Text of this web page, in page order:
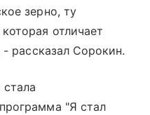
зерно, ту
отличает
- рассказал Сорокин.
"Я стал